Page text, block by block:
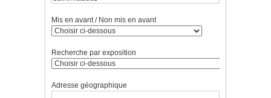
Mis en avant / Non mis en avant
Recherche par exposition
Adresse géographique